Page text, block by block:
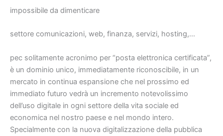
impossibile da dimenticare
settore comunicazioni, web, finanza, servizi, hosting,…
pec solitamente acronimo per “posta elettronica certificata”,
è un dominio unico, immediatamente riconoscibile, in un
mercato in continua espansione che nel prossimo ed
immediato futuro vedrà un incremento notevolissimo
dell’uso digitale in ogni settore della vita sociale ed
economica nel nostro paese e nel mondo intero.
Specialmente con la nuova digitalizzazione della pubblica